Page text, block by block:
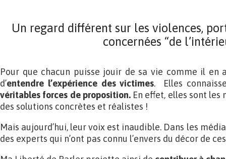
Un regard différent sur les violences,
concernées “de
Pour que chacun puisse jouir de sa vie comme il
d’entendre l’expérience des victimes. Elles
véritables forces de proposition. En effet, elles sont les
des solutions concrètes et réalistes !
Mais aujourd’hui, leur voix est inaudible. Dans les
des experts qui n’ont pas connu l’envers du décor de